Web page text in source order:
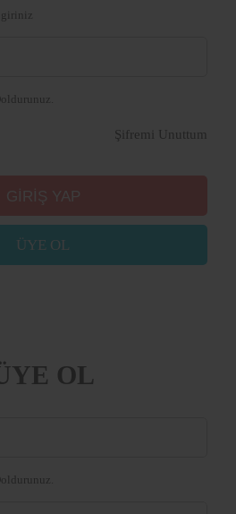
giriniz
Şifremi Unuttum
ÜYE OL
OL